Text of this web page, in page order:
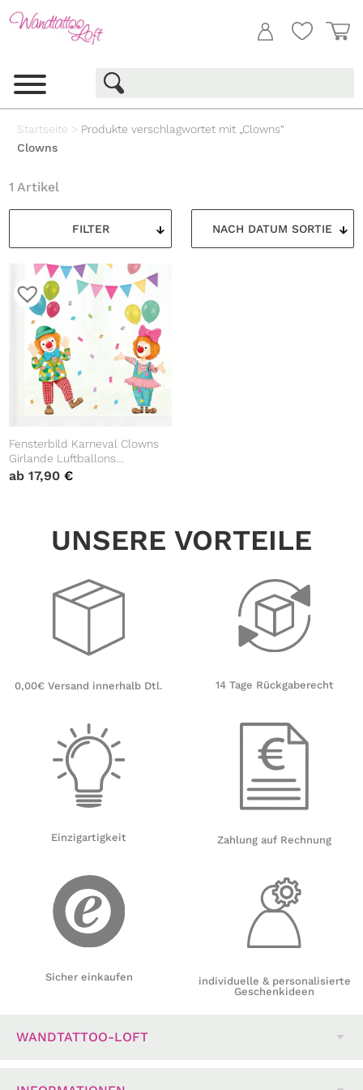
Startseite > Produkte verschlagwortet mit „Clowns“
Clowns
FILTER
1 Artikel
Fensterbild Karneval Clowns
Girlande Luftballons
wiederverwendbar Frühling
ab17,90€
UNSERE VORTEILE
0,00€ Versand innerhalb Dtl.
Einzigartigkeit
Sicher einkaufen
14 Tage Rückgaberecht
Zahlung auf Rechnung
individuelle & personalisierte
Geschenkideen
WANDTATTOO-LOFT